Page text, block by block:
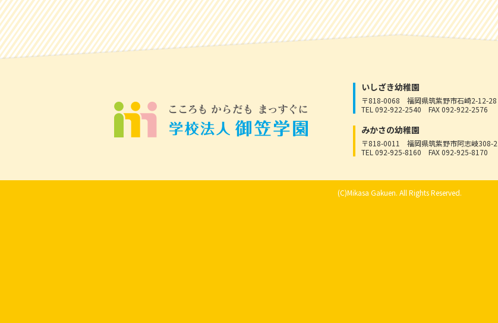
いしざき幼稚園
〒818-0068 福岡県筑紫野市石崎2-12-28
TEL 092-922-2540 FAX 092-922-2576
みかさの幼稚園
〒818-0011 福岡県筑紫野市阿志岐308-2
TEL 092-925-8160 FAX 092-925-8170
(C)Mikasa Gakuen. All Rights Reserved.